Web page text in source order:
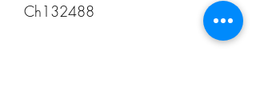
Ch132488